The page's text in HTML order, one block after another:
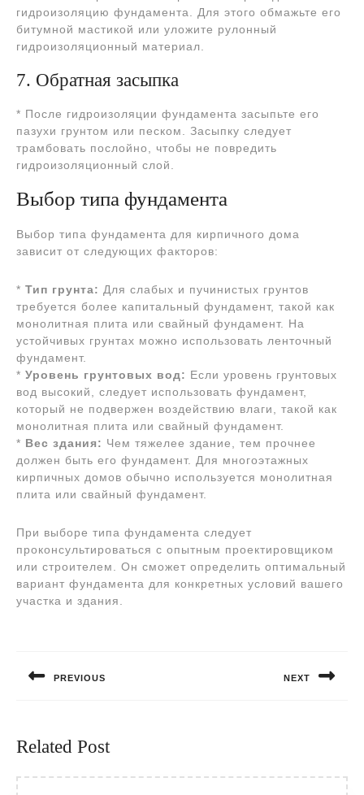
гидроизоляцию фундамента. Для этого обмажьте его
битумной мастикой или уложите рулонный
гидроизоляционный материал.
7. Обратная засыпка
* После гидроизоляции фундамента засыпьте его
пазухи грунтом или песком. Засыпку следует
трамбовать послойно, чтобы не повредить
гидроизоляционный слой.
Выбор типа фундамента
Выбор типа фундамента для кирпичного дома
зависит от следующих факторов:
* Тип грунта: Для слабых и пучинистых грунтов
требуется более капитальный фундамент, такой как
монолитная плита или свайный фундамент. На
устойчивых грунтах можно использовать ленточный
фундамент.
* Уровень грунтовых вод: Если уровень грунтовых
вод высокий, следует использовать фундамент,
который не подвержен воздействию влаги, такой как
монолитная плита или свайный фундамент.
* Вес здания: Чем тяжелее здание, тем прочнее
должен быть его фундамент. Для многоэтажных
кирпичных домов обычно используется монолитная
плита или свайный фундамент.
При выборе типа фундамента следует
проконсультироваться с опытным проектировщиком
или строителем. Он сможет определить оптимальный
вариант фундамента для конкретных условий вашего
участка и здания.
записям
PREVIOUS NEXT
Related Post